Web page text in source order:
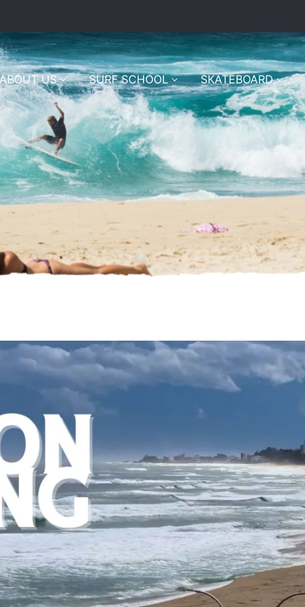
ABOUT US SURF SCHOOL SKATEBOARD